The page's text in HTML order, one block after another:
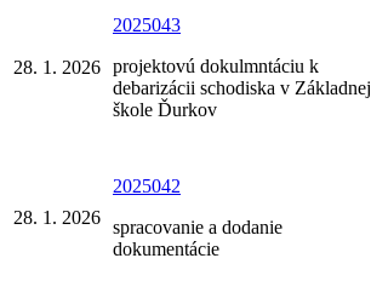
28. 1. 2026
2025043
projektovú dokulmntáciu k
debarizácii schodiska v Základnej
škole Ďurkov
28. 1. 2026
2025042
spracovanie a dodanie
dokumentácie